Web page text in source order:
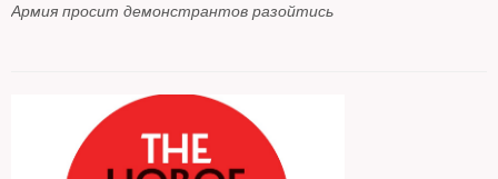
Армия просит демонстрантов разойтись